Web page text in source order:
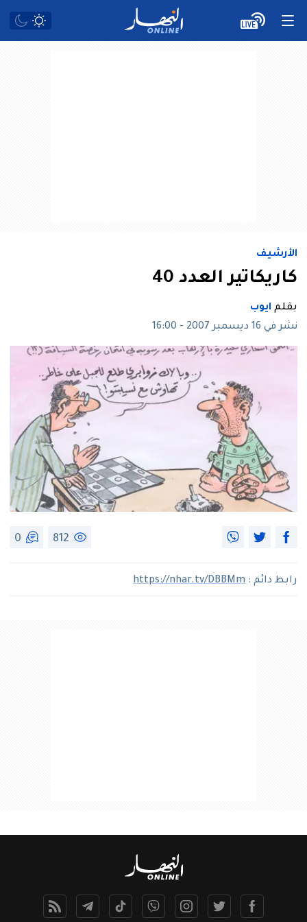
الأرشيف
كاريكاتير العدد 40
بقلم ايوب
نشر في 16 ديسمبر 2007 - 16:00
812
0
رابط دائم : https://nhar.tv/DBBMm